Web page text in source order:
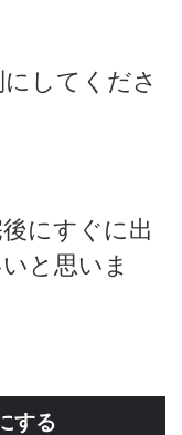
してくださ
にすぐに出
と思いま
する